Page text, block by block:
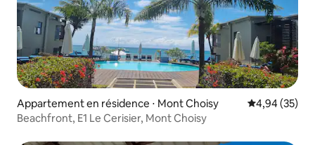
Appartement en résidence ⋅ Mont Choisy Évaluation
4,94 (35)
Beachfront, E1 Le Cerisier, Mont Choisy